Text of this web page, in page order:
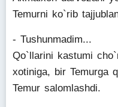
Temurni ko`rib
- Tushunmadim...
Qo`llarini kastumi
xotiniga, bir Temurga
Temur salomlashdi.